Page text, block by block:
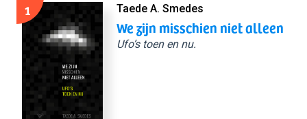
1 Taede A. Smedes
We zijn misschien niet alleen
Ufo’s toen en nu.